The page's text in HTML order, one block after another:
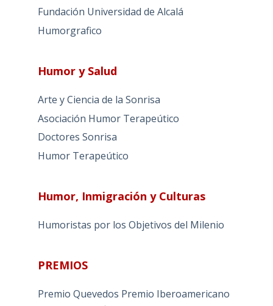
Fundación Universidad de Alcalá
Humorgrafico
Humor y Salud
Arte y Ciencia de la Sonrisa
Asociación Humor Terapeútico
Doctores Sonrisa
Humor Terapeútico
Humor, Inmigración y Culturas
Humoristas por los Objetivos del Milenio
PREMIOS
Premio Quevedos Premio Iberoamericano